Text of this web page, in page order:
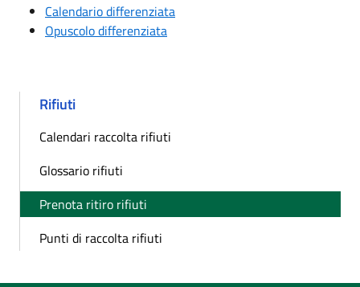
Calendario differenziata
Opuscolo differenziata
Rifiuti
Calendari raccolta rifiuti
Glossario rifiuti
Prenota ritiro rifiuti
Punti di raccolta rifiuti